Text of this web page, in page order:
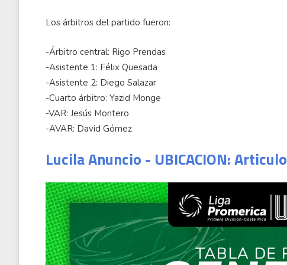
Los árbitros del partido fueron:
-Árbitro central: Rigo Prendas
-Asistente 1: Félix Quesada
-Asistente 2: Diego Salazar
-Cuarto árbitro: Yazid Monge
-VAR: Jesús Montero
-AVAR: David Gómez
Lucila Anuncio - UBICACION: Articulo